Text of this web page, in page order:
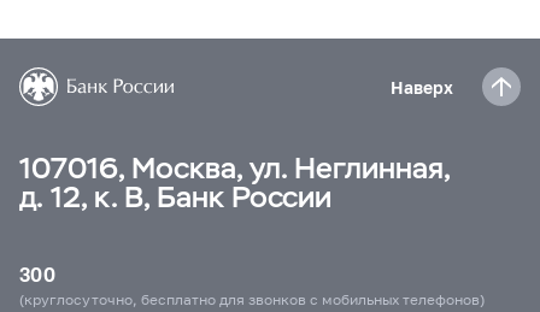
Наверх
107016, Москва, ул. Неглинная,
д. 12, к. В, Банк России
300
(круглосуточно, бесплатно для звонков с мобильных телефонов)